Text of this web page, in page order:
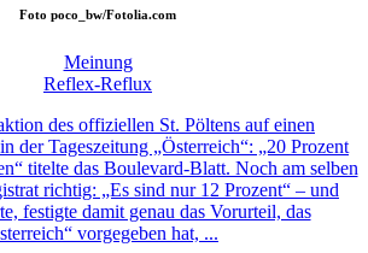
Foto poco_bw/Fotolia.com
Meinung
Reflex-Reflux
des offiziellen St. Pöltens auf einen
der Tageszeitung „Österreich“: „20 Prozent
titelte das Boulevard-Blatt. Noch am selben
richtig: „Es sind nur 12 Prozent“ – und
festigte damit genau das Vorurteil, das
vorgegeben hat, ...